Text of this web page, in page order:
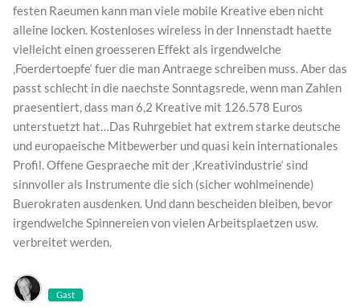
festen Raeumen kann man viele mobile Kreative eben nicht
alleine locken. Kostenloses wireless in der Innenstadt haette
vielleicht einen groesseren Effekt als irgendwelche
‚Foerdertoepfe‘ fuer die man Antraege schreiben muss. Aber das
passt schlecht in die naechste Sonntagsrede, wenn man Zahlen
praesentiert, dass man 6,2 Kreative mit 126.578 Euros
unterstuetzt hat…Das Ruhrgebiet hat extrem starke deutsche
und europaeische Mitbewerber und quasi kein internationales
Profil. Offene Gespraeche mit der ‚Kreativindustrie‘ sind
sinnvoller als Instrumente die sich (sicher wohlmeinende)
Buerokraten ausdenken. Und dann bescheiden bleiben, bevor
irgendwelche Spinnereien von vielen Arbeitsplaetzen usw.
verbreitet werden.
Gast